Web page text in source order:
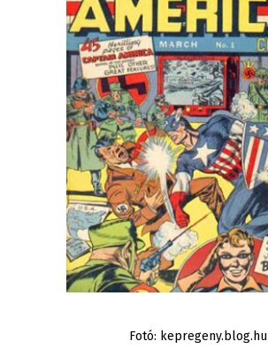
Fotó: kepregeny.blog.hu